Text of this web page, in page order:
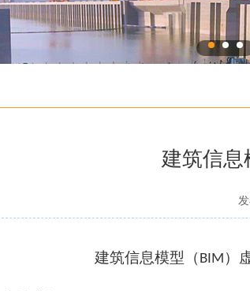
建筑信
建筑信息模型（ BIM ）